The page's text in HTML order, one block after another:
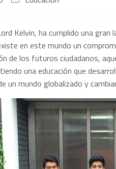
Kelvin, ha cumplido una
en este mundo un
de los futuros ciudadanos,
una educación que
un mundo globalizado y